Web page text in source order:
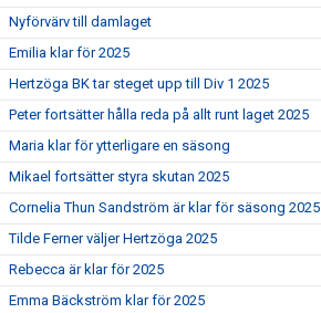
Nyförvärv till damlaget
Emilia klar för 2025
Hertzöga BK tar steget upp till Div 1 2025
Peter fortsätter hålla reda på allt runt laget 2025
Maria klar för ytterligare en säsong
Mikael fortsätter styra skutan 2025
Cornelia Thun Sandström är klar för säsong 2025
Tilde Ferner väljer Hertzöga 2025
Rebecca är klar för 2025
Emma Bäckström klar för 2025